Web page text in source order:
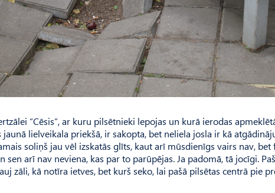
“Cēsis”, ar kuru pilsētnieki lepojas un kurā ierodas
jaunā lielveikala priekšā, ir sakopta, bet neliela josla ir kā
soliņš jau vēl izskatās glīts, kaut arī mūsdienīgs vairs nav,
sen arī nav neviena, kas par to parūpējas. Ja padomā, tā jocīgi.
zāli, kā notīra ietves, bet kurš seko, lai pašā pilsētas centrā pie